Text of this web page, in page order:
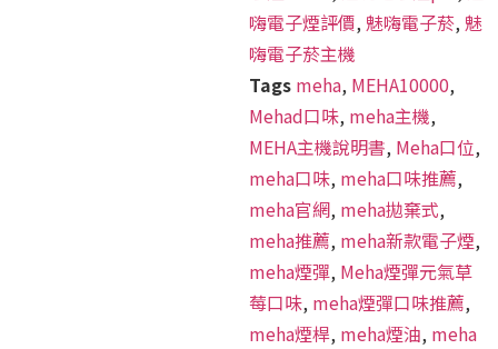
嗨電子煙評價, 魅嗨電子菸, 魅
嗨電子菸主機
Tags meha, MEHA10000,
Mehad口味, meha主機,
MEHA主機說明書, Meha口位,
meha口味, meha口味推薦,
meha官網, meha拋棄式,
meha推薦, meha新款電子煙,
meha煙彈, Meha煙彈元氣草
莓口味, meha煙彈口味推薦,
meha煙桿, meha煙油, meha